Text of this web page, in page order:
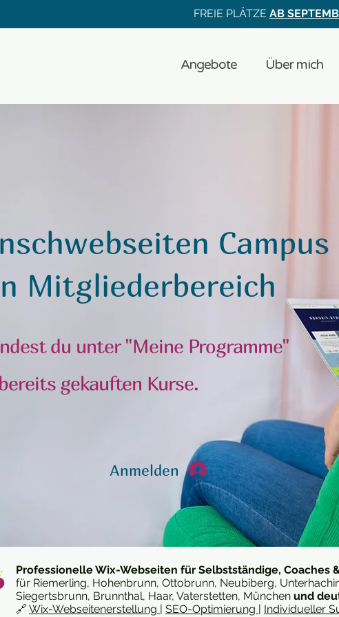
FREIE PLÄTZE AB
Angebote Über mich
Campus
Mitgliederbereich
du unter "Meine Programme"
gekauften Kurse.
Anmelden
Professionelle Wix-Webseiten für Selbstständige, Coaches
für Riemerling, Hohenbrunn, Ottobrunn, Neubiberg,
Siegertsbrunn, Brunnthal, Haar, Vaterstetten, München und
🔗 Wix-Webseitenerstellung | SEO-Optimierung | Individueller